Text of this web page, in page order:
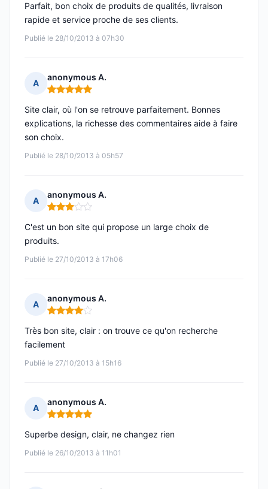
Publié le 28/10/2013 à 07h30
Parfait, bon choix de produits de qualités, livraison
rapide et service proche de ses clients.
A
anonymous A.
Note : 5 sur 5
Publié le 28/10/2013 à 05h57
Site clair, où l'on se retrouve parfaitement. Bonnes
explications, la richesse des commentaires aide à faire
son choix.
A
anonymous A.
Note : 3 sur 5
Publié le 27/10/2013 à 17h06
C'est un bon site qui propose un large choix de
produits.
A
anonymous A.
Note : 4 sur 5
Publié le 27/10/2013 à 15h16
Très bon site, clair : on trouve ce qu'on recherche
facilement
A
anonymous A.
Note : 5 sur 5
Publié le 26/10/2013 à 11h01
Superbe design, clair, ne changez rien